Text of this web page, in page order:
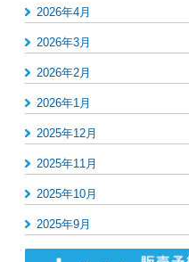
2026年4月
2026年3月
2026年2月
2026年1月
2025年12月
2025年11月
2025年10月
2025年9月